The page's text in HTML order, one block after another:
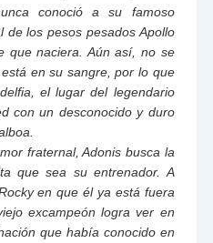
conoció a su famoso
de los pesos pesados Apollo
que naciera. Aún así, no se
en su sangre, por lo que
el lugar del legendario
con un desconocido y duro
fraternal, Adonis busca la
que sea su entrenador. A
en que él ya está fuera
excampeón logra ver en
que había conocido en